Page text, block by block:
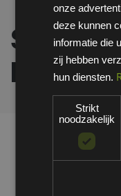
Showa 310
Showa
onze
deze kunnen
informatie die
zij hebben
hun diensten.
Strikt
noodzakelijk